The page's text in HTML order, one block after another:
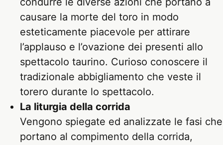
causare la morte del toro in modo
esteticamente piacevole per attirare
l’applauso e l’ovazione dei presenti allo
spettacolo taurino. Curioso conoscere il
tradizionale abbigliamento che veste il
torero durante lo spettacolo.
La liturgia della corrida
Vengono spiegate ed analizzate le fasi che
portano al compimento della corrida,